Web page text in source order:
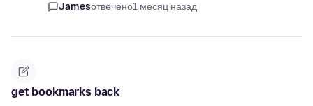
Jamesотвечено1 месяц назад
get bookmarks back